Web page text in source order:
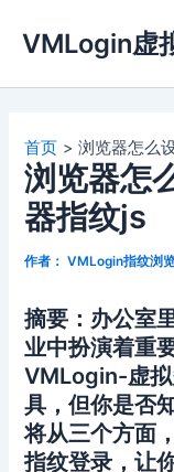
容
VMLogin虚
首页 浏览器怎么
浏览器怎
器指纹js
作者： VMLogin指纹浏
摘要：办公室
业中扮演着重
VMLogin-虚拟
具，但你是否
将从三个方面
指纹登录，让